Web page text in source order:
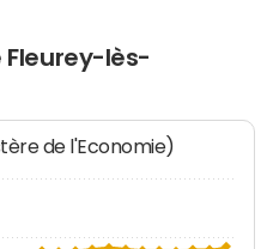
lès-
de l'Economie)